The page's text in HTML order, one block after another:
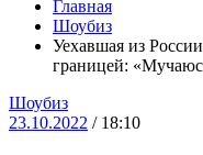
Главная
Шоубиз
Уехавшая из
границей:
Шоубиз
23.10.2022 / 18:10